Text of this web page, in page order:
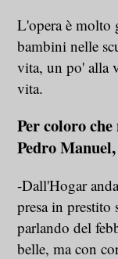
L'opera è molto
bambini nelle
vita, un po' alla
vita.
Per coloro
Pedro
-Dall'Hogar
presa in prestito
parlando del
belle, ma con